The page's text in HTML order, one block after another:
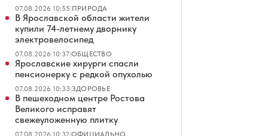
07.08.2026 10:55|ПРИРОДА
В Ярославской области жители
купили 74-летнему дворнику
электровелосипед
07.08.2026 10:37|ОБЩЕСТВО
Ярославские хирурги спасли
пенсионерку с редкой опухолью
07.08.2026 10:33|ЗДОРОВЬЕ
В пешеходном центре Ростова
Великого исправят
свежеуложенную плитку
07.08.2026 10:32|ОФИЦИАЛЬНО